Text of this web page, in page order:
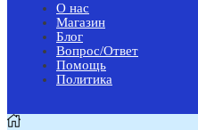
О нас
Магазин
Блог
Вопрос/Ответ
Помощь
Политика